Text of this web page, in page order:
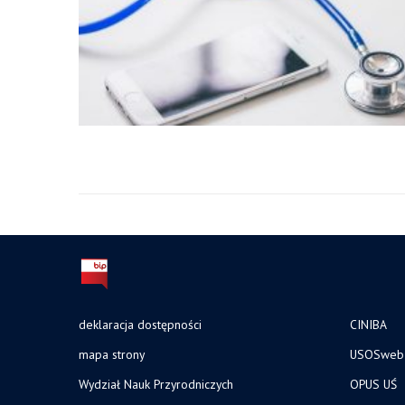
deklaracja dostępności
mapa strony
Wydział Nauk Przyrodniczych
CINIBA
USOSweb
OPUS UŚ